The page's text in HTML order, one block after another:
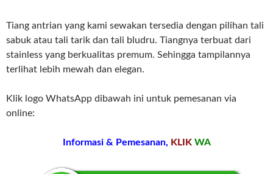
Tiang antrian yang kami sewakan tersedia dengan pilihan tali
sabuk atau tali tarik dan tali bludru. Tiangnya terbuat dari
stainless yang berkualitas premum. Sehingga tampilannya
terlihat lebih mewah dan elegan.
Klik logo WhatsApp dibawah ini untuk pemesanan via
online:
Informasi & Pemesanan, KLIK WA